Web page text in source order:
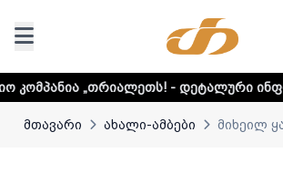
- დეტალური ინფორმაციისთვის
მთავარი ახალი-ამბები მიხეილ